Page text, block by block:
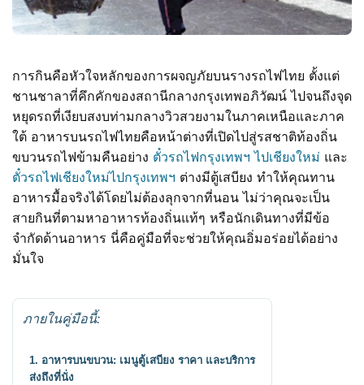
การกินคือหัวใจหลักของการผจญภัยบนรางรถไฟไทย ตั้งแต่
ชานชาลาที่คึกคักของสถานีกลางกรุงเทพอภิวัฒน์ ไปจนถึงจุด
หยุดรถที่เงียบสงบท่ามกลางวิวสวยงามในภาคเหนือและภาค
ใต้ อาหารบนรถไฟไทยคือหน้าต่างที่เปิดไปสู่รสชาติท้องถิ่น
ขบวนรถไฟข้ามคืนอย่าง ตั๋วรถไฟกรุงเทพฯ ไปเชียงใหม่ และ
ตั๋วรถไฟเชียงใหม่ไปกรุงเทพฯ ต่างมีตู้เสบียง ทำให้คุณทาน
อาหารมื้อจริงได้โดยไม่ต้องลุกจากที่นอน ไม่ว่าคุณจะเป็น
สายกินที่ตามหาอาหารท้องถิ่นแท้ๆ หรือนักเดินทางที่มีข้อ
จำกัดด้านอาหาร นี่คือคู่มือที่จะช่วยให้คุณอิ่มอร่อยได้อย่าง
มั่นใจ
ภายในคู่มือนี้:
1. อาหารบนขบวน: เมนูตู้เสบียง ราคา และบริการ
ส่งถึงที่นั่ง